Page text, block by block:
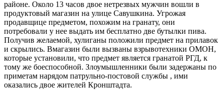
районе. Около 13 часов двое нетрезвых мужчин вошли в
продуктовый магазин на улице Савушкина. Угрожая
продавщице предметом, похожим на гранату, они
потребовали у нее выдать им бесплатно две бутылки пива.
Получив желаемой, хулиганы положили предмет на прилавок
и скрылись. Вмагазин были вызваны взрывотехники ОМОН,
которые установили, что предмет является гранатой РГД, к
тому же боеспособной. Злоумышленники были задержаны по
приметам нарядом патрульно-постовой службы , ими
оказались двое жителей Кронштадта.